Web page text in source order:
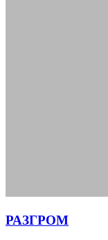
РАЗГРОМ